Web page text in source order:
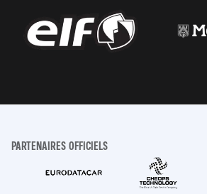
PARTENAIRES OFFICIELS